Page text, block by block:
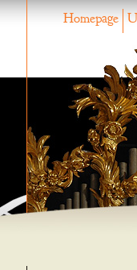
Homepage